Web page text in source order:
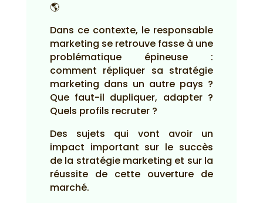
🌎
Dans ce contexte, le responsable
marketing se retrouve fasse à une
problématique épineuse :
comment répliquer sa stratégie
marketing dans un autre pays ?
Que faut-il dupliquer, adapter ?
Quels profils recruter ?
Des sujets qui vont avoir un
impact important sur le succès
de la stratégie marketing et sur la
réussite de cette ouverture de
marché.